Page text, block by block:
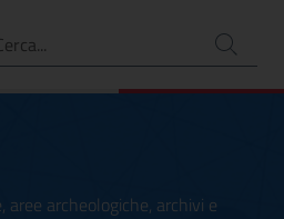
archeologiche, archivi e